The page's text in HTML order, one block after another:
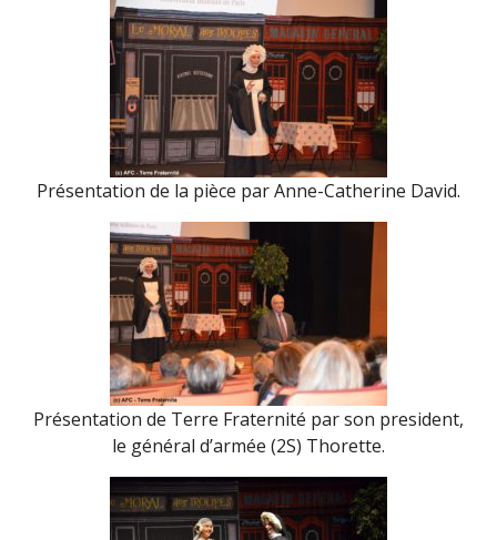
Présentation de la pièce par Anne-Catherine David.
Présentation de Terre Fraternité par son president,
le général d’armée (2S) Thorette.